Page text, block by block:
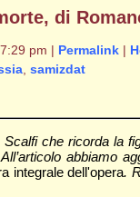
di
pm | Permalink|
, samizdat
che ricorda la
abbiamo
integrale dell'opera.